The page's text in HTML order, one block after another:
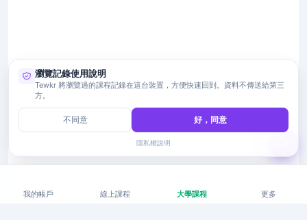
我的帳戶 線上課程 大學課程 更多
瀏覽記錄使用說明
Tewkr 將瀏覽過的課程記錄在這台裝置，方便快速回到。資料不傳送給第三
方。
不同意 好，同意
隱私權說明